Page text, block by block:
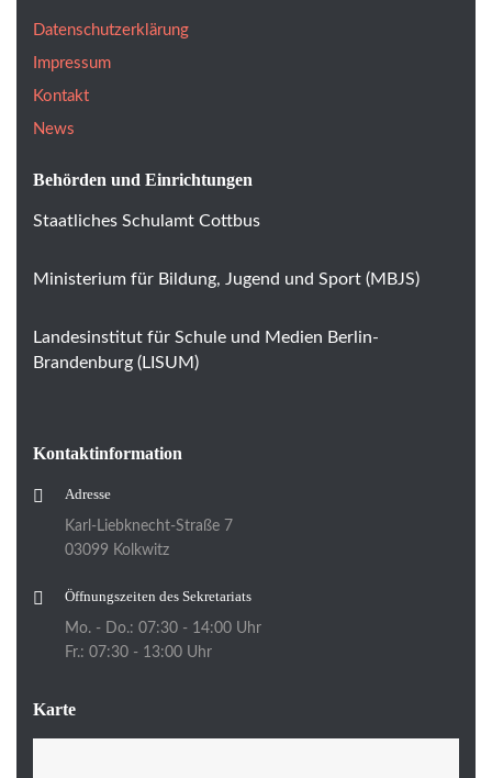
Datenschutzerklärung
Impressum
Kontakt
News
Behörden und Einrichtungen
Staatliches Schulamt Cottbus
Ministerium für Bildung, Jugend und Sport (MBJS)
Landesinstitut für Schule und Medien Berlin-
Brandenburg (LISUM)
Kontaktinformation
Adresse
Karl-Liebknecht-Straße 7
03099 Kolkwitz
Öffnungszeiten des Sekretariats
Mo. - Do.: 07:30 - 14:00 Uhr
Fr.: 07:30 - 13:00 Uhr
Karte